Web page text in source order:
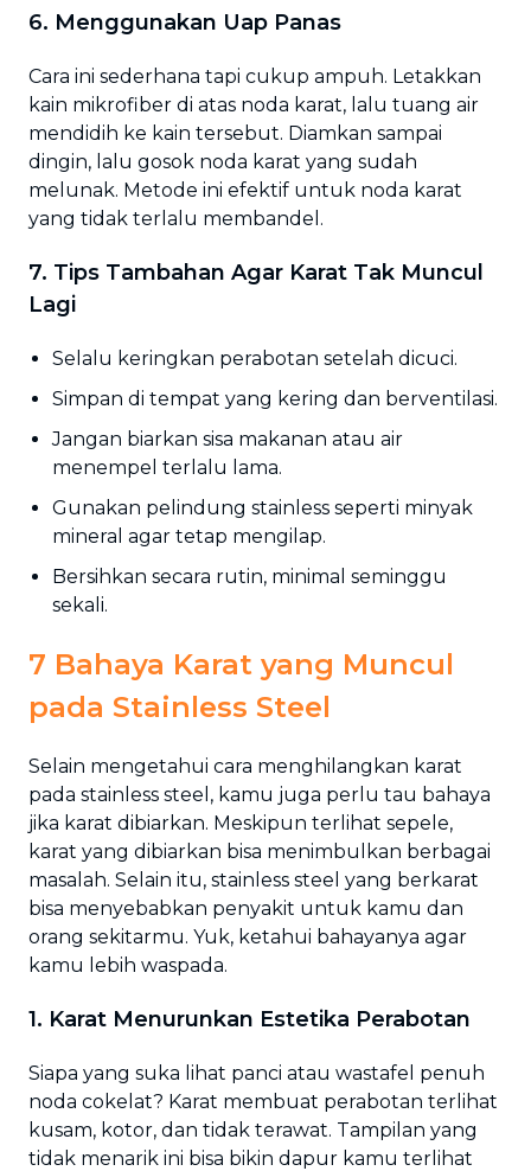
6. Menggunakan Uap Panas
Cara ini sederhana tapi cukup ampuh. Letakkan
kain mikrofiber di atas noda karat, lalu tuang air
mendidih ke kain tersebut. Diamkan sampai
dingin, lalu gosok noda karat yang sudah
melunak. Metode ini efektif untuk noda karat
yang tidak terlalu membandel.
7. Tips Tambahan Agar Karat Tak Muncul
Lagi
Selalu keringkan perabotan setelah dicuci.
Simpan di tempat yang kering dan berventilasi.
Jangan biarkan sisa makanan atau air
menempel terlalu lama.
Gunakan pelindung stainless seperti minyak
mineral agar tetap mengilap.
Bersihkan secara rutin, minimal seminggu
sekali.
7 Bahaya Karat yang Muncul
pada Stainless Steel
Selain mengetahui cara menghilangkan karat
pada stainless steel, kamu juga perlu tau bahaya
jika karat dibiarkan. Meskipun terlihat sepele,
karat yang dibiarkan bisa menimbulkan berbagai
masalah. Selain itu, stainless steel yang berkarat
bisa menyebabkan penyakit untuk kamu dan
orang sekitarmu. Yuk, ketahui bahayanya agar
kamu lebih waspada.
1. Karat Menurunkan Estetika Perabotan
Siapa yang suka lihat panci atau wastafel penuh
noda cokelat? Karat membuat perabotan terlihat
kusam, kotor, dan tidak terawat. Tampilan yang
tidak menarik ini bisa bikin dapur kamu terlihat